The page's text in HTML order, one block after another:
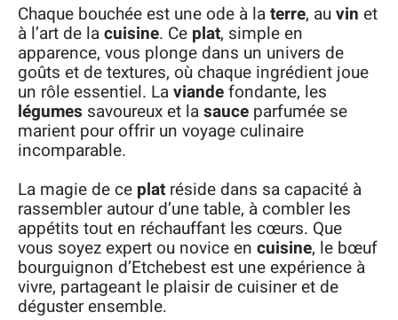
Chaque bouchée est une ode à laterre, auvin et
à l’art de lacuisine. Ce plat, simple en
apparence, vous plonge dans un univers de
goûts et de textures, où chaque ingrédient joue
un rôle essentiel. Laviandefondante, les
légumes savoureux et lasauce parfumée se
marient pour offrir un voyage culinaire
incomparable.
La magie de ce plat réside dans sa capacité à
rassembler autour d’une table, à combler les
appétits tout en réchauffant les cœurs. Que
vous soyez expert ou novice en cuisine, le bœuf
bourguignon d’Etchebest est une expérience à
vivre, partageant le plaisir de cuisiner et de
déguster ensemble.